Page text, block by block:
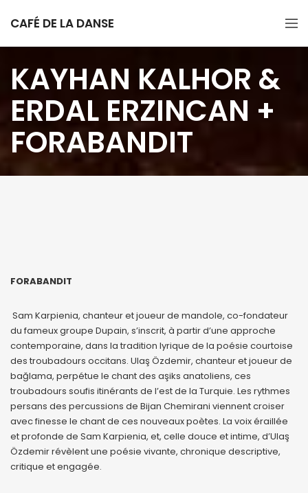
CAFÉ DE LA DANSE
KAYHAN KALHOR &
ERDAL ERZINCAN +
FORABANDIT
FORABANDIT
Sam Karpienia, chanteur et joueur de mandole, co-fondateur
du fameux groupe Dupain, s’inscrit, à partir d’une approche
contemporaine, dans la tradition lyrique de la poésie courtoise
des troubadours occitans. Ulaş Özdemir, chanteur et joueur de
bağlama, perpétue le chant des aşiks anatoliens, ces
troubadours soufis itinérants de l’est de la Turquie. Les rythmes
persans des percussions de Bijan Chemirani viennent croiser
avec finesse le chant de ces nouveaux poètes. La voix éraillée
et profonde de Sam Karpienia, et, celle douce et intime, d’Ulaş
Özdemir révèlent une poésie vivante, chronique descriptive,
critique et engagée.